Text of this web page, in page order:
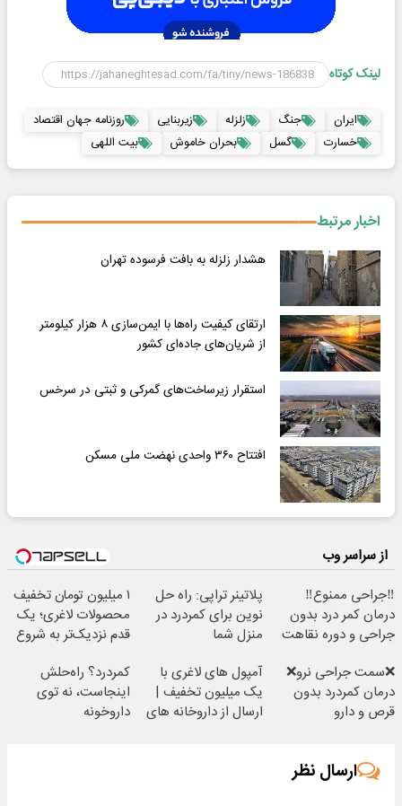
لینک کوتاه
ایران جنگ زلزله زیربنایی
روزنامه جهان اقتصاد
خسارت
گسل بحران خاموش بیت اللهی
اخبار مرتبط
هشدار زلزله به بافت فرسوده تهران
ارتقای کیفیت راه‌ها با ایمن‌سازی ۸ هزار کیلومتر
از شریان‌های جاده‌ای کشور
استقرار زیرساخت‌های گمرکی و ثبتی در سرخس
افتتاح ۳۶۰ واحدی نهضت ملی مسکن
از سراسر وب
‼️جراحی ممنوع‼️
درمان کمر درد بدون
جراحی و دوره نقاهت
پلاتینر تراپی: راه حل
نوین برای کمردرد در
منزل شما
۱ میلیون تومان تخفیف
محصولات لاغری؛ یک
قدم نزدیک‌تر به شروع
❌سمت جراحی نرو❌
درمان کمردرد بدون
قرص و دارو
آمپول های لاغری با
یک میلیون تخفیف |
ارسال از داروخانه های
کمردرد؟ راه‌حلش
اینجاست، نه توی
داروخونه
ارسال نظر